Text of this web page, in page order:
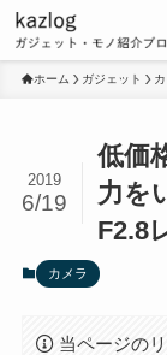
ホーム ガジェット
低価
力を
F2.8
2019
6/19
カメラ
当ページの